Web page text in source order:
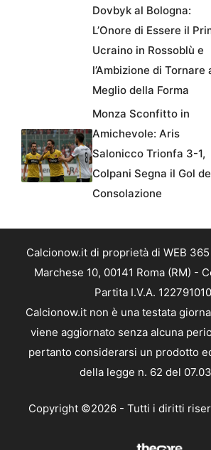
Dovbyk al Bologna:
L’Onore di Essere il
Ucraino in Rossoblù e
l’Ambizione di Tornare
Meglio della Forma
Monza Sconfitto in
Amichevole: Aris
Salonicco Trionfa 3-1,
Colpani Segna il Gol
Consolazione
Calcionow.it di proprietà di WEB
Marchese 10, 00141 Roma (RM) -
Partita I.V.A.
Calcionow.it non è una testata
viene aggiornato senza alcuna
pertanto considerarsi un prodotto
della legge n. 62 del
Copyright ©2026 - Tutti i diritti